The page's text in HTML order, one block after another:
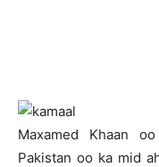
Maxamed Khaan
Pakistan oo ka mid